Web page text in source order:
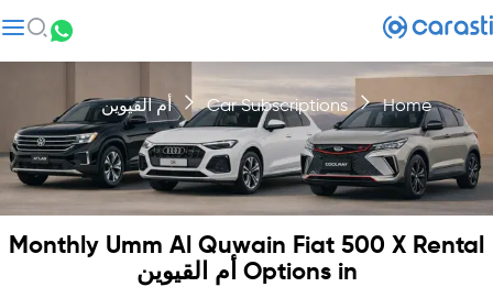
Home
Car Subscriptions أم القيوين
Monthly Umm Al Quwain Fiat 500 X Rental
Options in أم القيوين